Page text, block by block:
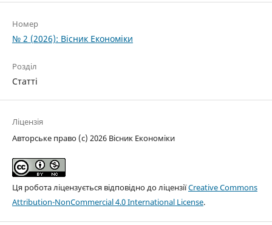
Номер
№ 2 (2026): Вісник Економіки
Розділ
Статті
Ліцензія
Авторське право (c) 2026 Вісник Економіки
Ця робота ліцензується відповідно до ліцензіїCreative Commons
Attribution-NonCommercial 4.0 International License.